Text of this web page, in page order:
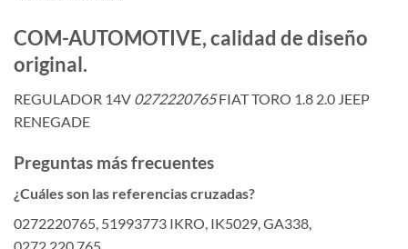
COM-AUTOMOTIVE, calidad de diseño
original.
REGULADOR 14V 0272220765FIAT TORO 1.8 2.0 JEEP
RENEGADE
Preguntas más frecuentes
¿Cuáles son las referencias cruzadas?
0272220765, 51993773 IKRO, IK5029, GA338,